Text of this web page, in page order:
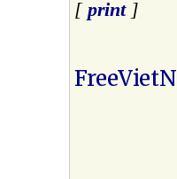
[ print]